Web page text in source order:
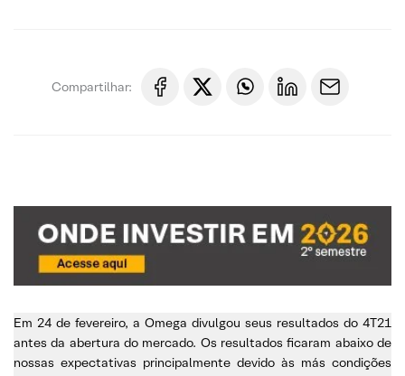
Compartilhar:
Em 24 de fevereiro, a Omega divulgou seus resultados do 4T21
antes da abertura do mercado. Os resultados ficaram abaixo de
nossas expectativas principalmente devido às más condições